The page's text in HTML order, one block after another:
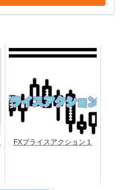
FXプライスアクション１